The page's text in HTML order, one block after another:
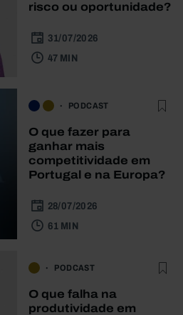
risco ou oportunidade?
31/07/2026
47 MIN
PODCAST
O que fazer para
ganhar mais
competitividade em
Portugal e na Europa?
28/07/2026
61 MIN
PODCAST
O que falha na
produtividade em